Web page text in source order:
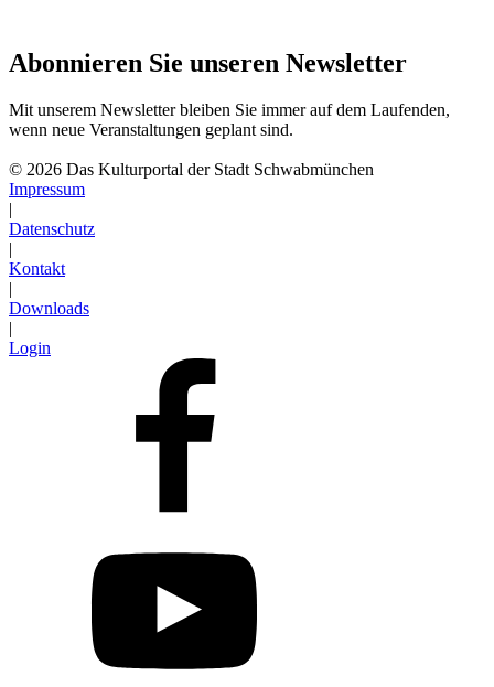
Abonnieren Sie unseren Newsletter
Mit unserem Newsletter bleiben Sie immer auf dem Laufenden,
wenn neue Veranstaltungen geplant sind.
© 2026 Das Kulturportal der Stadt Schwabmünchen
Impressum
|
Datenschutz
|
Kontakt
|
Downloads
|
Login